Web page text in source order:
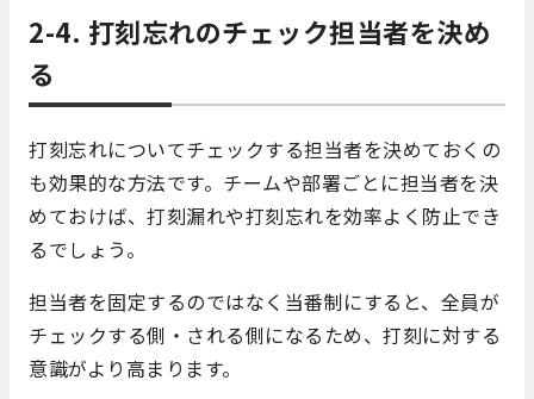
2-4. 打刻忘れのチェック担当者を決め
る
打刻忘れについてチェックする担当者を決めておくの
も効果的な方法です。チームや部署ごとに担当者を決
めておけば、打刻漏れや打刻忘れを効率よく防止でき
るでしょう。
担当者を固定するのではなく当番制にすると、全員が
チェックする側・される側になるため、打刻に対する
意識がより高まります。